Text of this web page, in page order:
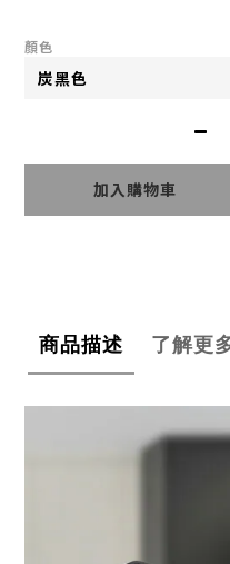
顏色
加入購物車
商品描述 了解更